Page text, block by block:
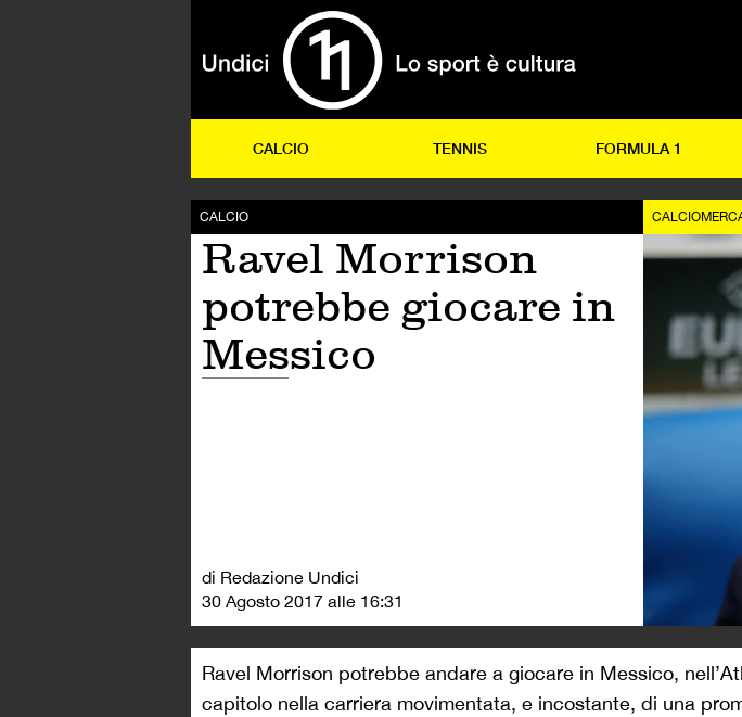
CALCIO TENNIS FORMULA 1
CALCIO
Ravel Morrison
potrebbe giocare in
Messico
di Redazione Undici
30 Agosto 2017 alle 16:31
Ravel Morrison potrebbe andare a giocare in Messico,
capitolo nella carriera movimentata, e incostante, di una